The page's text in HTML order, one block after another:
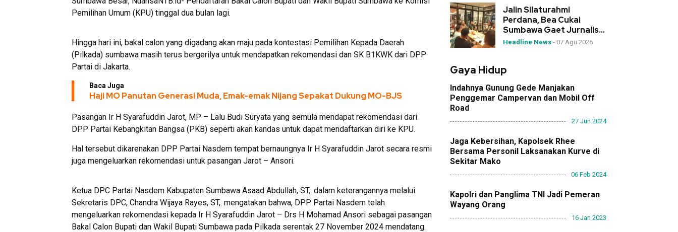
Pemilihan Umum (KPU) tinggal dua bulan lagi.
Hingga hari ini, bakal calon yang digadang akan maju pada kontestasi Pemilihan Kepada Daerah
(Pilkada) sumbawa masih terus bergerilya untuk mendapatkan rekomendasi dan SK B1KWK dari DPP
Partai di Jakarta.
Baca Juga
Haji MO Panutan Generasi Muda, Emak-emak Nijang Sepakat Dukung MO-BJS
Pasangan Ir H Syarafuddin Jarot, MP – Lalu Budi Suryata yang semula mendapat rekomendasi dari
DPP Partai Kebangkitan Bangsa (PKB) seperti akan kandas untuk dapat mendaftarkan diri ke KPU.
Hal tersebut dikarenakan DPP Partai Nasdem tempat bernaungnya Ir H Syarafuddin Jarot secara resmi
juga mengeluarkan rekomendasi untuk pasangan Jarot – Ansori.
Ketua DPC Partai Nasdem Kabupaten Sumbawa Asaad Abdullah, ST,. dalam keterangannya melalui
Sekretaris DPC, Chandra Wijaya Rayes, ST,. mengatakan bahwa, DPP Partai Nasdem telah
mengeluarkan rekomendasi kepada Ir H Syarafuddin Jarot – Drs H Mohamad Ansori sebagai pasangan
Bakal Calon Bupati dan Wakil Bupati Sumbawa pada Pilkada serentak 27 November 2024 mendatang.
Jalin Silaturahmi
Perdana, Bea Cukai
Sumbawa Gaet Jurnalis
sebagai Mitra Strategis
Headline News - 07 Agu 2026
Gaya Hidup
Indahnya Gunung Gede Manjakan
Penggemar Campervan dan Mobil Off
Road
27 Jun 2024
Jaga Kebersihan, Kapolsek Rhee
Bersama Personil Laksanakan Kurve di
Sekitar Mako
06 Feb 2024
Kapolri dan Panglima TNI Jadi Pemeran
Wayang Orang
16 Jan 2023